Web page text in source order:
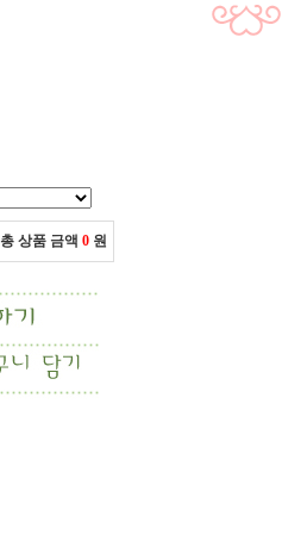
총 상품 금액 0 원